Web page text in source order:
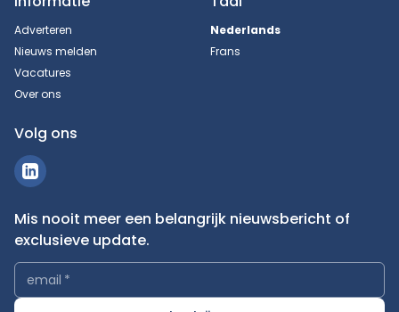
Adverteren
Nieuws melden
Vacatures
Over ons
Nederlands
Frans
Volg ons
Mis nooit meer een belangrijk nieuwsbericht of
exclusieve update.
email *